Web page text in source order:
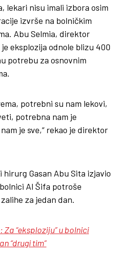
lekari nisu imali izbora osim
izvrše na bolničkim
Abu Selmia, direktor
eksplozija odnole blizu 400
potrebu za osnovnim
potrebni su nam lekovi,
potrebna nam je
je sve,“ rekao je direktor
Gasan Abu Sita izjavio
Al Šifa potroše
za jedan dan.
Za “eksploziju” u bolnici
“drugi tim”